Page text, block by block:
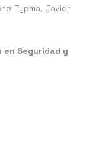
Typma, Javier
en Seguridad y